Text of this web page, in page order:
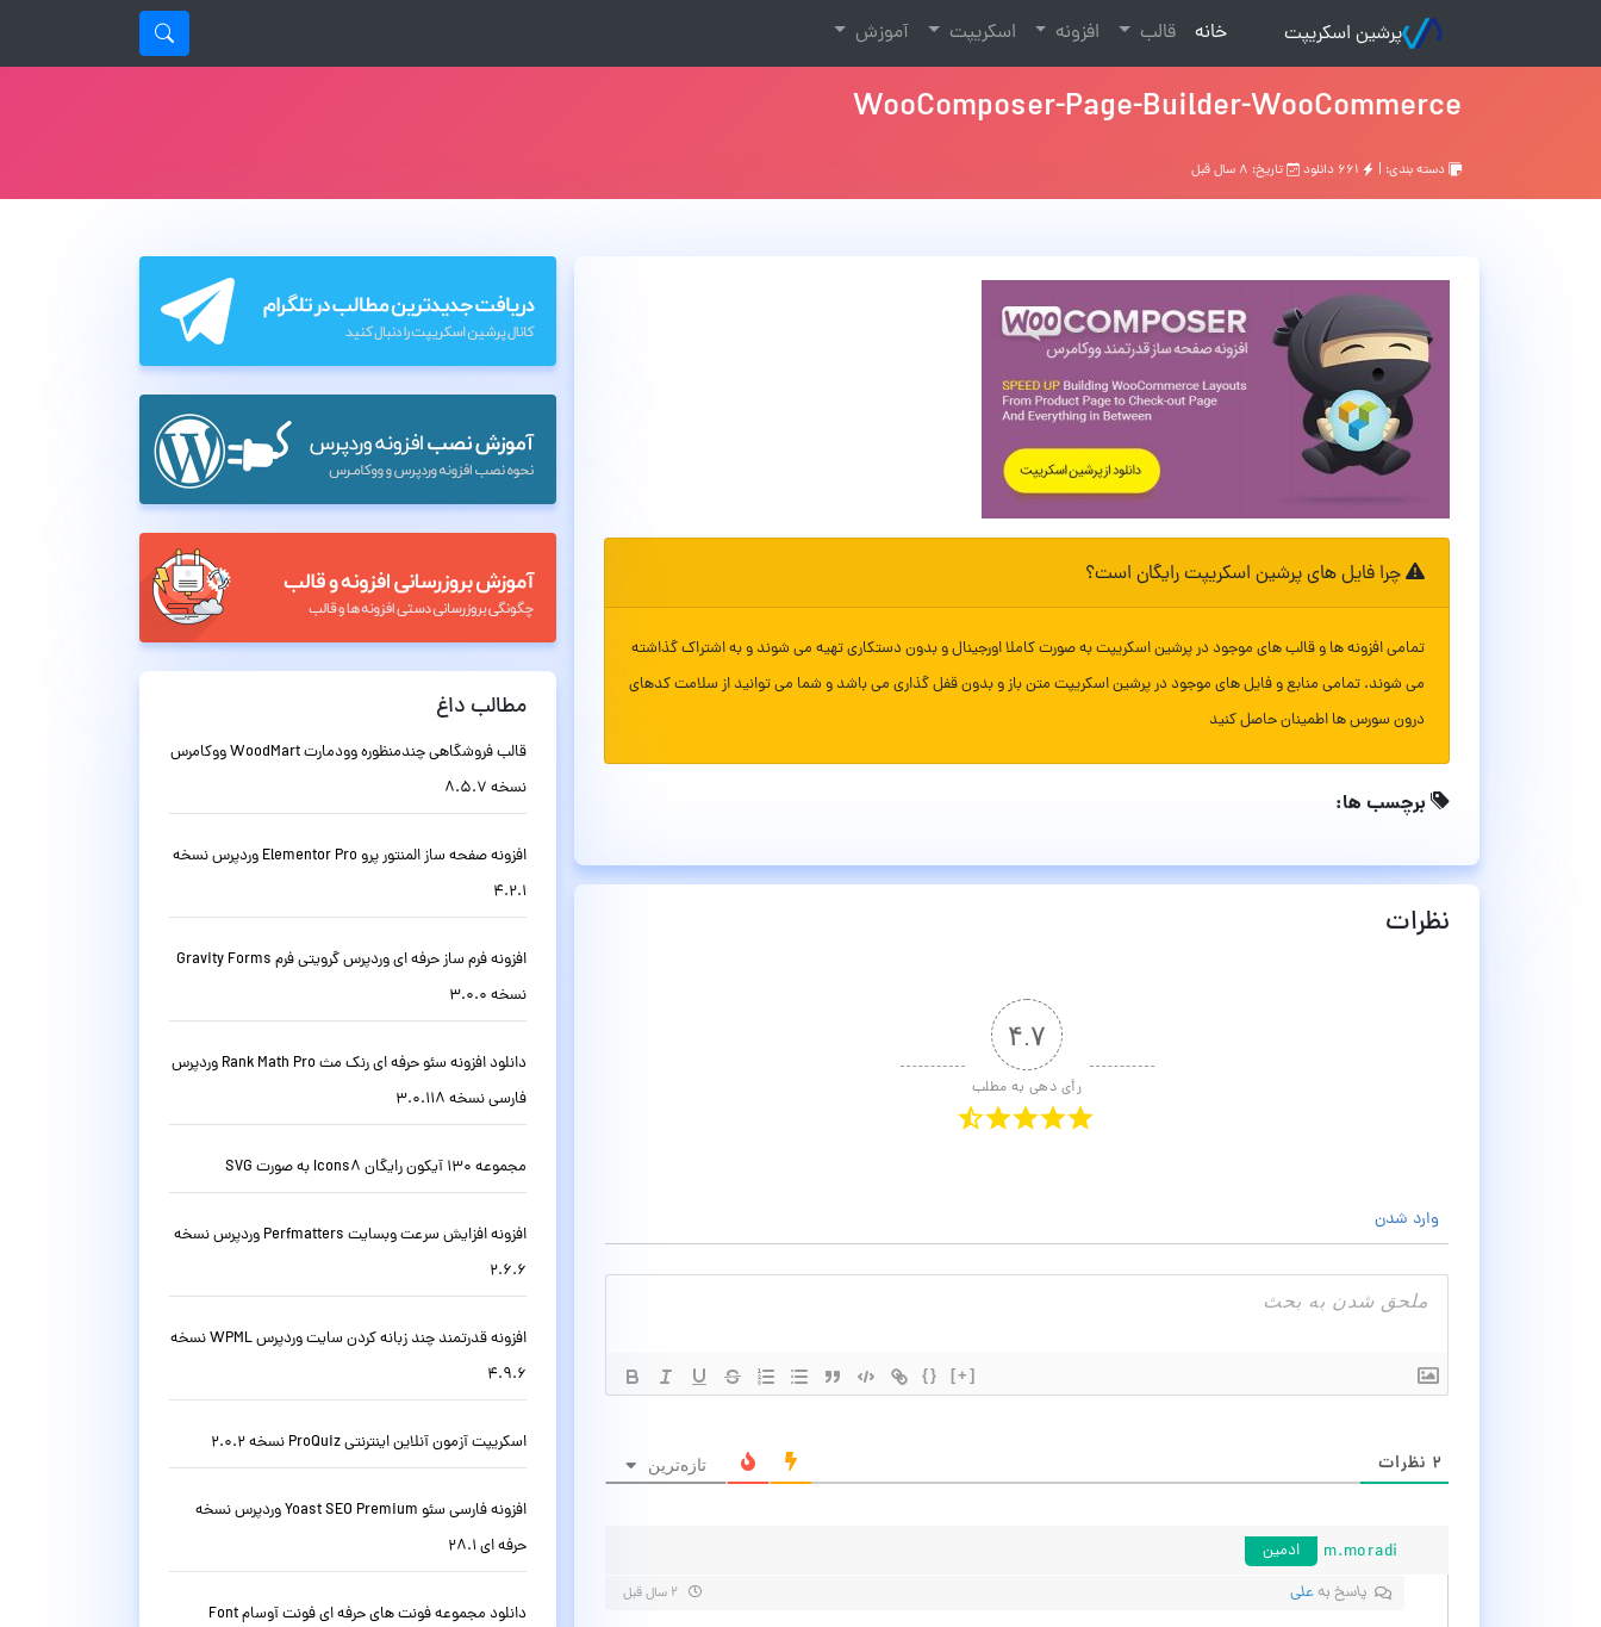
پرشین اسکریپت خانه
(current) قالب افزونه اسکریپت آموزش
WooComposer-Page-Builder-WooCommerce
دسته بندی: | تاریخ: ۸ سال قبل
چرا فایل های پرشین اسکریپت رایگان است؟
تمامی افزونه ها و قالب های موجود در پرشین اسکریپت به صورت کاملا اورجینال و بدون دستکاری تهیه می شوند و به اشتراک گذاشته
می شوند. تمامی منابع و فایل های موجود در پرشین اسکریپت متن باز و بدون قفل گذاری می باشد و شما می توانید از سلامت کدهای
درون سورس ها اطمینان حاصل کنید
برچسب ها:
نظرات
۴.۷
رأی دهی به مطلب
وارد شدن
{} [+]
۲ نظرات تازه‌ترین
m.moradi
ادمین
پاسخ بهعلی
مطالب داغ
قالب فروشگاهی چندمنظوره وودمارت WoodMart ووکامرس
نسخه 8.5.7
افزونه صفحه ساز المنتور پرو Elementor Pro وردپرس نسخه
4.2.1
افزونه فرم ساز حرفه ای وردپرس گرویتی فرم Gravity Forms
نسخه 3.0.0
دانلود افزونه سئو حرفه ای رنک مث Rank Math Pro وردپرس
فارسی نسخه 3.0.118
مجموعه 130 آیکون رایگان Icons8 به صورت SVG
افزونه افزایش سرعت وبسایت Perfmatters وردپرس نسخه
2.6.6
افزونه قدرتمند چند زبانه کردن سایت وردپرس WPML نسخه
4.9.6
اسکریپت آزمون آنلاین اینترنتی ProQuiz نسخه 2.0.2
افزونه فارسی سئو Yoast SEO Premium وردپرس نسخه
حرفه ای 28.1
دانلود مجموعه فونت های حرفه ای فونت آوسام Font